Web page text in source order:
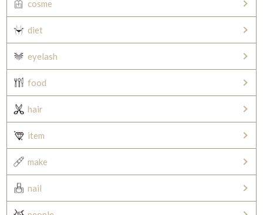
cosme
diet
eyelash
food
hair
item
make
nail